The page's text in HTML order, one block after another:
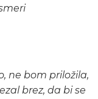
ne bom priložila,
brez, da bi se